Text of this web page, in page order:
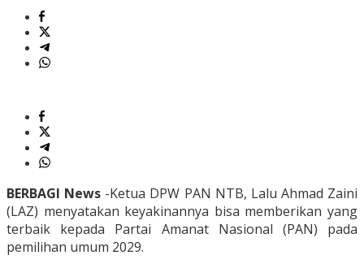
BERBAGI News -Ketua DPW PAN NTB, Lalu Ahmad Zaini
(LAZ) menyatakan keyakinannya bisa memberikan yang
terbaik kepada Partai Amanat Nasional (PAN) pada
pemilihan umum 2029.